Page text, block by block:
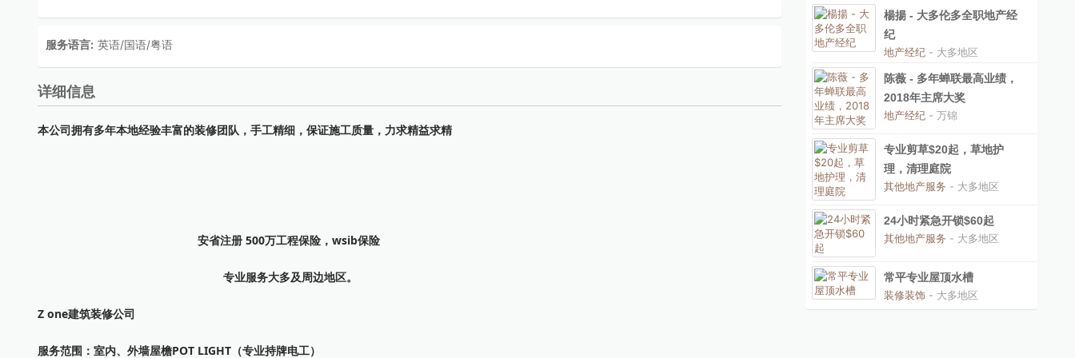
服务语言: 英语/国语/粤语
详细信息
本公司拥有多年本地经验丰富的装修团队，手工精细，保证施工质量，力求精益求精
安省注册 500万工程保险，wsib保险
专业服务大多及周边地区。
Z one建筑装修公司
服务范围：室内、外墙屋檐POT LIGHT（专业持牌电工）
楊揚 - 大多伦多全职地产经
纪
地产经纪 - 大多地区
陈薇 - 多年蝉联最高业绩，
2018年主席大奖
地产经纪 - 万锦
专业剪草$20起，草地护
理，清理庭院
其他地产服务 - 大多地区
24小时紧急开锁$60起
其他地产服务 - 大多地区
常平专业屋顶水槽
装修装饰 - 大多地区